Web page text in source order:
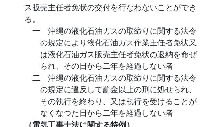
ス販売主任者免状の交付を行なわないことができ
る。
一 沖縄の液化石油ガスの取締りに関する法令
の規定により液化石油ガス作業主任者免状又
は液化石油ガス販売主任者免状の返納を命ぜ
られ、その日から二年を経過しない者
二 沖縄の液化石油ガスの取締りに関する法令
の規定に違反して罰金以上の刑に処せられ、
その執行を終わり、又は執行を受けることが
なくなつた日から二年を経過しない者
（電気工事士法に関する特例）